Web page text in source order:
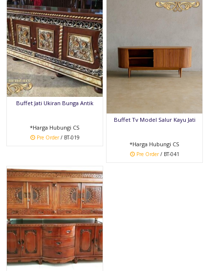
Buffet Jati Ukiran Bunga Antik
*Harga Hubungi CS
Pre Order/ BT-019
Buffet Tv Model Salur Kayu Jati
*Harga Hubungi CS
Pre Order/ BT-041